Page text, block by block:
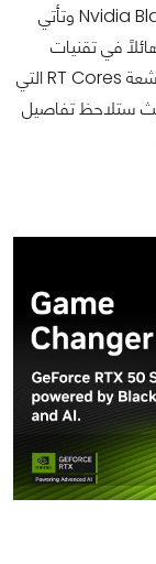
الـ RTX 5080)، فهي مدعومة بمعمارية Nvidia Blackwell وتأتي
في تقنيات
DLSS 4. هناك أيضًا الجيل الرابع من أنوية تتبع الأشعة RT Cores التي
ستلاحظ تفاصيل